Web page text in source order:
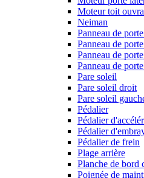
Moteur toit
Neiman
Panneau de
Panneau de
Panneau de
Panneau de
Pare soleil
Pare soleil droit
Pare soleil
Pédalier
Pédalier
Pédalier
Pédalier de frein
Plage arrière
Planche de bord
Poignée de